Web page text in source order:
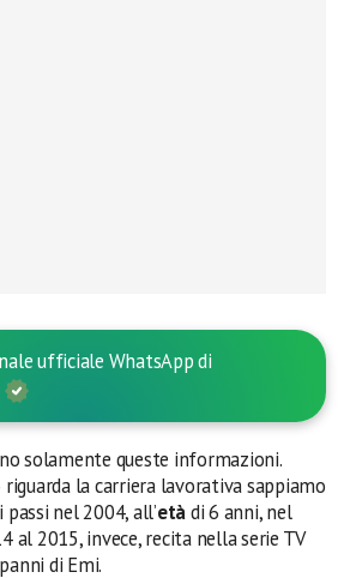
ufficiale WhatsApp di
solamente queste informazioni.
la carriera lavorativa sappiamo
nel 2004, all’etàdi 6 anni, nel
al 2015, invece, recita nella serie TV
di Emi.